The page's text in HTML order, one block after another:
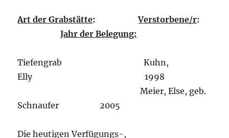
Art der Grabstätte:Verstorbene/r:
Jahr der Belegung:
Tiefengrab Kuhn,
Elly 1998
Meier, Else, geb.
Schnaufer 2005
Die heutigen Verfügungs-,